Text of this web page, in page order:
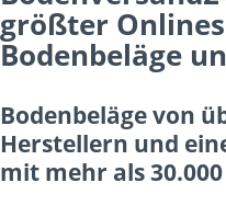
größter
Bodenbeläge
Bodenbeläge von
Herstellern und
mit mehr als